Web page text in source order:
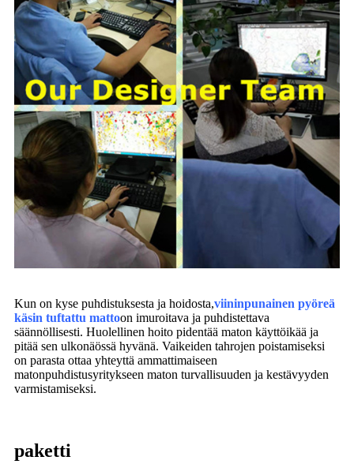
Kun on kyse puhdistuksesta ja hoidosta,viininpunainen pyöreä
käsin tuftattu mattoon imuroitava ja puhdistettava
säännöllisesti. Huolellinen hoito pidentää maton käyttöikää ja
pitää sen ulkonäössä hyvänä. Vaikeiden tahrojen poistamiseksi
on parasta ottaa yhteyttä ammattimaiseen
matonpuhdistusyritykseen maton turvallisuuden ja kestävyyden
varmistamiseksi.
paketti